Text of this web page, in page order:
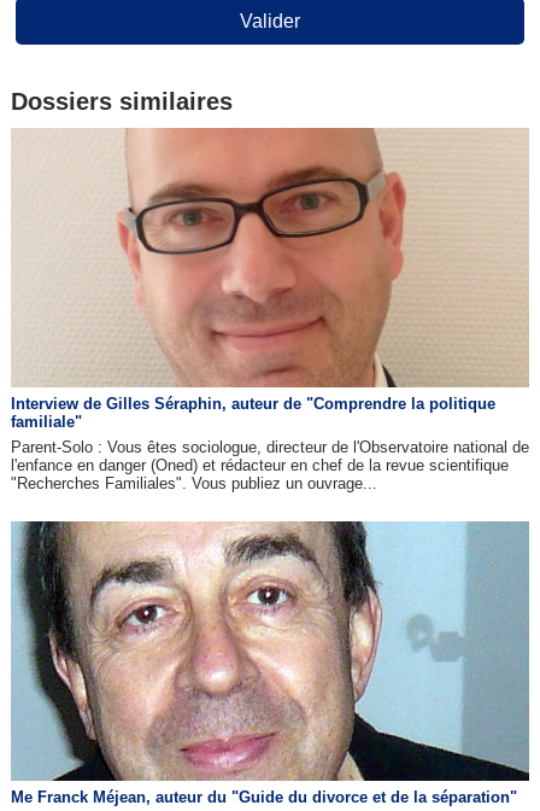
Valider
Dossiers similaires
Interview de Gilles Séraphin, auteur de "Comprendre la politique
familiale"
Parent-Solo : Vous êtes sociologue, directeur de l'Observatoire national de
l'enfance en danger (Oned) et rédacteur en chef de la revue scientifique
"Recherches Familiales". Vous publiez un ouvrage...
Me Franck Méjean, auteur du "Guide du divorce et de la séparation"